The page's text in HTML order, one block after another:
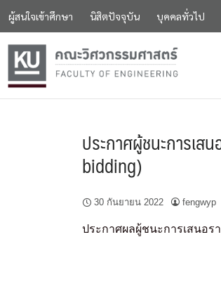
ผู้สนใจเข้าศึกษา นิสิตปัจจุบัน บุคคลทั่วไป
ประกาศผู้ชนะการเส
bidding)
30 กันยายน 2022 fengwyp
ประกาศผลผู้ชนะการเสนอร